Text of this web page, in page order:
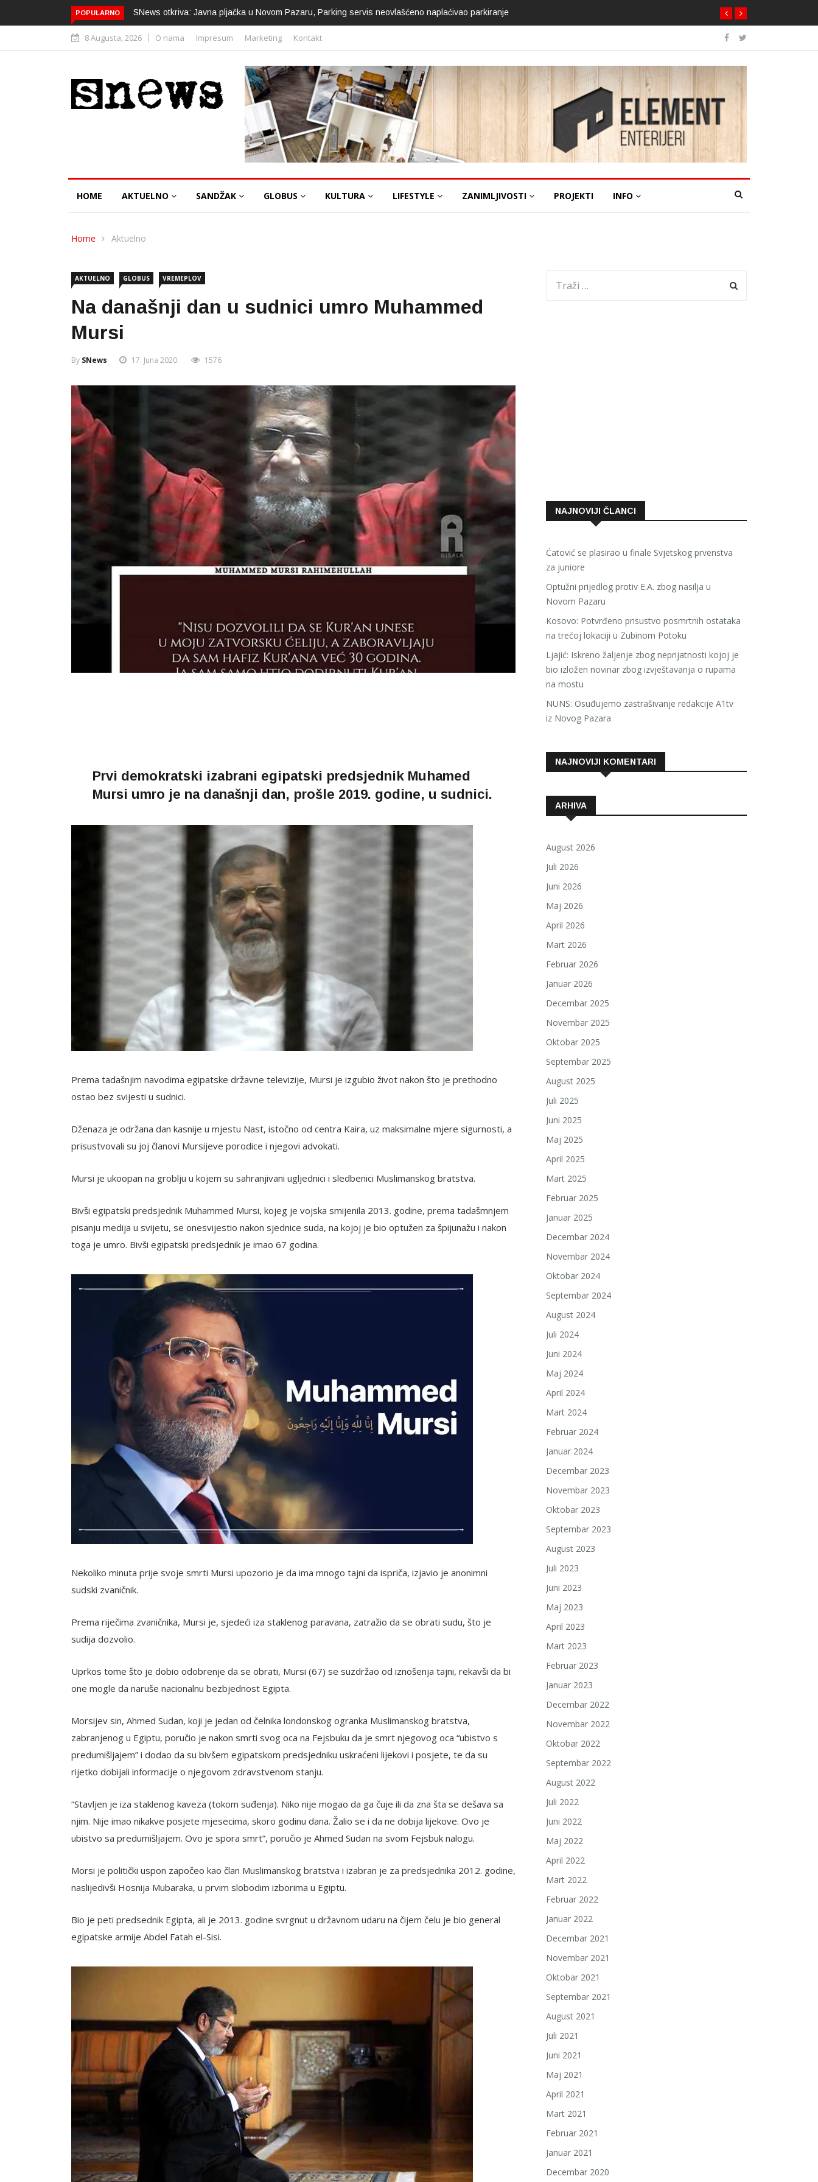
POPULARNO SNews otkriva: Javna pljačka u Novom Pazaru, Parking servis neovlašćeno naplaćivao parkiranje
8 Augusta, 2026 O nama Impresum Marketing Kontakt
HOME AKTUELNO SANDŽAK GLOBUS KULTURA LIFESTYLE ZANIMLJIVOSTI PROJEKTI INFO
Home Aktuelno
AKTUELNO GLOBUS VREMEPLOV
Na današnji dan u sudnici umro Muhammed
Mursi
By SNews 17. Juna 2020. 1576
Prvi demokratski izabrani egipatski predsjednik Muhamed
Mursi umro je na današnji dan, prošle 2019. godine, u sudnici.
Prema tadašnjim navodima egipatske državne televizije, Mursi je izgubio život nakon što je prethodno
ostao bez svijesti u sudnici.
Dženaza je održana dan kasnije u mjestu Nast, istočno od centra Kaira, uz maksimalne mjere sigurnosti, a
prisustvovali su joj članovi Mursijeve porodice i njegovi advokati.
Mursi je ukoopan na groblju u kojem su sahranjivani ugljednici i sledbenici Muslimanskog bratstva.
Bivši egipatski predsjednik Muhammed Mursi, kojeg je vojska smijenila 2013. godine, prema tadašmnjem
pisanju medija u svijetu, se onesvijestio nakon sjednice suda, na kojoj je bio optužen za špijunažu i nakon
toga je umro. Bivši egipatski predsjednik je imao 67 godina.
Nekoliko minuta prije svoje smrti Mursi upozorio je da ima mnogo tajni da ispriča, izjavio je anonimni
sudski zvaničnik.
Prema riječima zvaničnika, Mursi je, sjedeći iza staklenog paravana, zatražio da se obrati sudu, što je
sudija dozvolio.
Uprkos tome što je dobio odobrenje da se obrati, Mursi (67) se suzdržao od iznošenja tajni, rekavši da bi
one mogle da naruše nacionalnu bezbjednost Egipta.
Morsijev sin, Ahmed Sudan, koji je jedan od čelnika londonskog ogranka Muslimanskog bratstva,
zabranjenog u Egiptu, poručio je nakon smrti svog oca na Fejsbuku da je smrt njegovog oca “ubistvo s
predumišljajem” i dodao da su bivšem egipatskom predsjedniku uskraćeni lijekovi i posjete, te da su
rijetko dobijali informacije o njegovom zdravstvenom stanju.
“Stavljen je iza staklenog kaveza (tokom suđenja). Niko nije mogao da ga čuje ili da zna šta se dešava sa
njim. Nije imao nikakve posjete mjesecima, skoro godinu dana. Žalio se i da ne dobija lijekove. Ovo je
ubistvo sa predumišljajem. Ovo je spora smrt”, poručio je Ahmed Sudan na svom Fejsbuk nalogu.
Morsi je politički uspon započeo kao član Muslimanskog bratstva i izabran je za predsjednika 2012. godine,
naslijedivši Hosnija Mubaraka, u prvim slobodim izborima u Egiptu.
Bio je peti predsednik Egipta, ali je 2013. godine svrgnut u državnom udaru na čijem čelu je bio general
egipatske armije Abdel Fatah el-Sisi.
NAJNOVIJI ČLANCI
Ćatović se plasirao u finale Svjetskog prvenstva
za juniore
Optužni prijedlog protiv E.A. zbog nasilja u
Novom Pazaru
Kosovo: Potvrđeno prisustvo posmrtnih ostataka
na trećoj lokaciji u Zubinom Potoku
Ljajić: Iskreno žaljenje zbog neprijatnosti kojoj je
bio izložen novinar zbog izvještavanja o rupama
na mostu
NUNS: Osuđujemo zastrašivanje redakcije A1tv
iz Novog Pazara
NAJNOVIJI KOMENTARI
ARHIVA
August 2026
Juli 2026
Juni 2026
Maj 2026
April 2026
Mart 2026
Februar 2026
Januar 2026
Decembar 2025
Novembar 2025
Oktobar 2025
Septembar 2025
August 2025
Juli 2025
Juni 2025
Maj 2025
April 2025
Mart 2025
Februar 2025
Januar 2025
Decembar 2024
Novembar 2024
Oktobar 2024
Septembar 2024
August 2024
Juli 2024
Juni 2024
Maj 2024
April 2024
Mart 2024
Februar 2024
Januar 2024
Decembar 2023
Novembar 2023
Oktobar 2023
Septembar 2023
August 2023
Juli 2023
Juni 2023
Maj 2023
April 2023
Mart 2023
Februar 2023
Januar 2023
Decembar 2022
Novembar 2022
Oktobar 2022
Septembar 2022
August 2022
Juli 2022
Juni 2022
Maj 2022
April 2022
Mart 2022
Februar 2022
Januar 2022
Decembar 2021
Novembar 2021
Oktobar 2021
Septembar 2021
August 2021
Juli 2021
Juni 2021
Maj 2021
April 2021
Mart 2021
Februar 2021
Januar 2021
Decembar 2020